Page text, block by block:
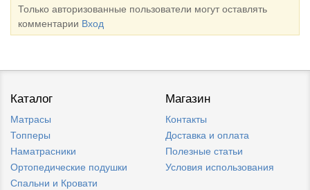
Только авторизованные пользователи могут оставлять
комментарии Вход
Каталог
Матрасы
Топперы
Наматрасники
Ортопедические подушки
Спальни и Кровати
Магазин
Контакты
Доставка и оплата
Полезные статьи
Условия использования